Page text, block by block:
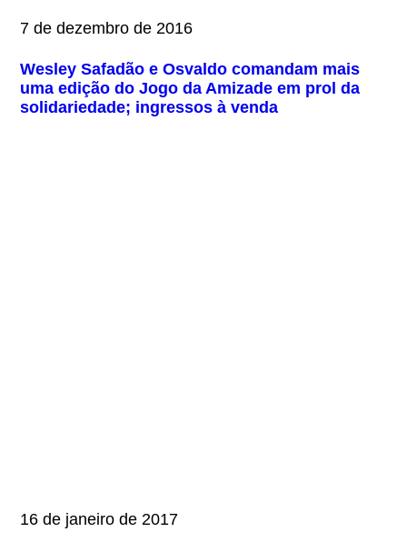
7 de dezembro de 2016
Wesley Safadão e Osvaldo comandam mais
uma edição do Jogo da Amizade em prol da
solidariedade; ingressos à venda
16 de janeiro de 2017